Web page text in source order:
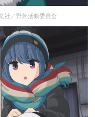
社／野外活動委員会